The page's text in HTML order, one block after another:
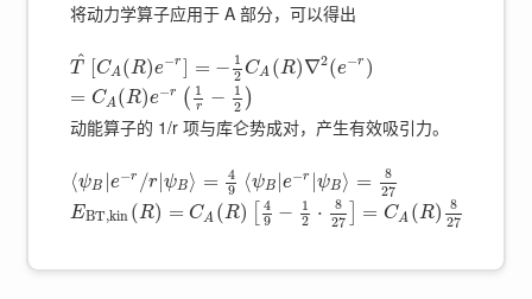
将动力学算子应用于 A 部分，可以得出
T^ [CA(R)e−r] = − 1
2 CA (R)∇2(e−r )
= CA(R)e−r ( 1
r −
1
2 )
动能算子的 1/r 项与库仑势成对，产生有效吸引力。
⟨ψB |e−r /r|ψB⟩ =
4
9
⟨ψB |e−r |ψB⟩ =
8
27
EBT,kin (R) = CA (R)
4
9 −
1
2 ⋅
8
27
= CA (R) 8
27